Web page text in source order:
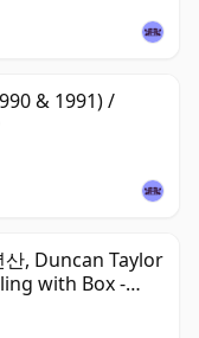
& 1991) /
, Duncan Taylor
with Box -